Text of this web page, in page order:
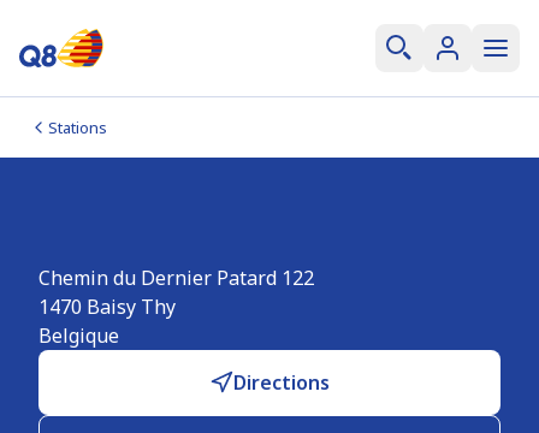
Stations
Chemin du Dernier Patard 122
1470 Baisy Thy
Belgique
Directions